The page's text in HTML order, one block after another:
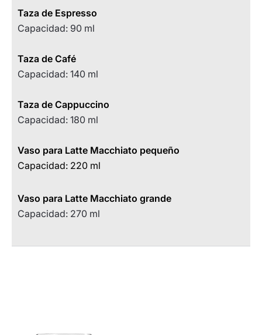
Taza de Espresso
Capacidad: 90 ml
Taza de Café
Capacidad: 140 ml
Taza de Cappuccino
Capacidad: 180 ml
Vaso para Latte Macchiato pequeño
Capacidad: 220 ml
Vaso para Latte Macchiato grande
Capacidad: 270 ml